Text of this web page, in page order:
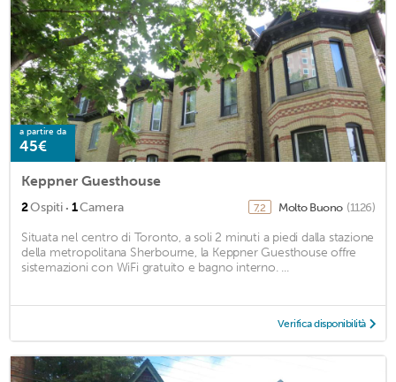
a partire da
45€
Keppner Guesthouse
2Ospiti · 1Camera 7,2 Molto Buono (1126)
Situata nel centro di Toronto, a soli 2 minuti a piedi dalla stazione
della metropolitana Sherbourne, la Keppner Guesthouse offre
sistemazioni con WiFi gratuito e bagno interno. ...
Verifica disponibilità